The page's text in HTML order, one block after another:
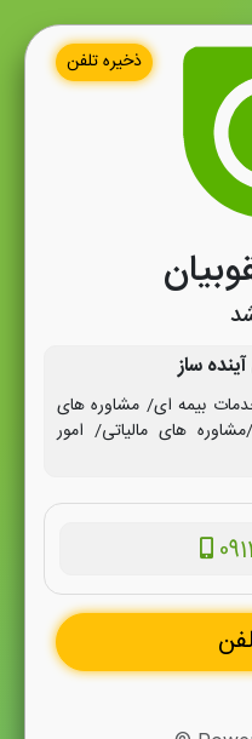
ذخیره تلفن
ساز
بیمه ای/ مشاوره های
های مالیاتی/ امور